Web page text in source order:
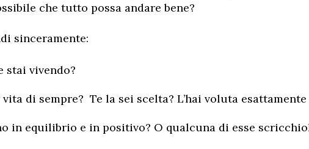
che tutto possa andare bene?
sinceramente:
stai vivendo?
di sempre? Te la sei scelta? L’hai voluta esattamente
in equilibrio e in positivo? O qualcuna di esse